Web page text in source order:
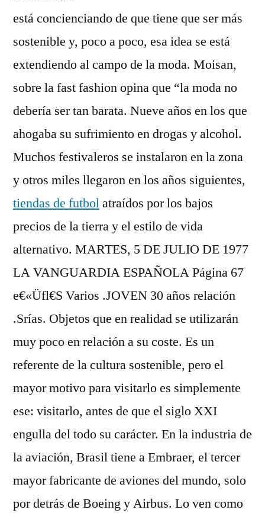
está concienciando de que tiene que ser más
sostenible y, poco a poco, esa idea se está
extendiendo al campo de la moda. Moisan,
sobre la fast fashion opina que “la moda no
debería ser tan barata. Nueve años en los que
ahogaba su sufrimiento en drogas y alcohol.
Muchos festivaleros se instalaron en la zona
y otros miles llegaron en los años siguientes,
tiendas de futbolatraídos por los bajos
precios de la tierra y el estilo de vida
alternativo. MARTES, 5 DE JULIO DE 1977
LA VANGUARDIA ESPAÑOLA Página 67
e€«Üfl€S Varios .JOVEN 30 años relación
.Srías. Objetos que en realidad se utilizarán
muy poco en relación a su coste. Es un
referente de la cultura sostenible, pero el
mayor motivo para visitarlo es simplemente
ese: visitarlo, antes de que el siglo XXI
engulla del todo su carácter. En la industria de
la aviación, Brasil tiene a Embraer, el tercer
mayor fabricante de aviones del mundo, solo
por detrás de Boeing y Airbus. Lo ven como